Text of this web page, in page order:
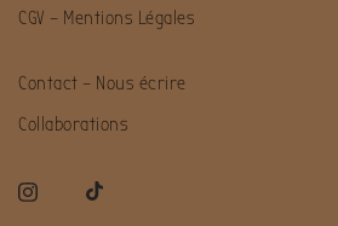
CGV – Mentions Légales
Contact – Nous écrire
Collaborations